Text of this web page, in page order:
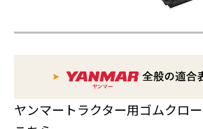
ヤンマートラクター用ゴムクロ